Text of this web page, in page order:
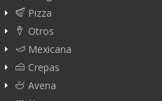
Pizza
Otros
Mexicana
Crepas
Avena